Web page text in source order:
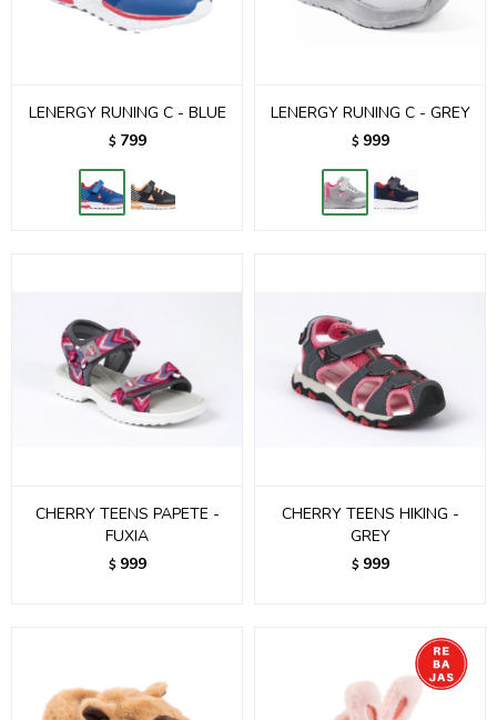
LENERGY RUNING C - BLUE
$ 799
LENERGY RUNING C - GREY
$ 999
CHERRY TEENS PAPETE -
FUXIA
$ 999
CHERRY TEENS HIKING -
GREY
$ 999